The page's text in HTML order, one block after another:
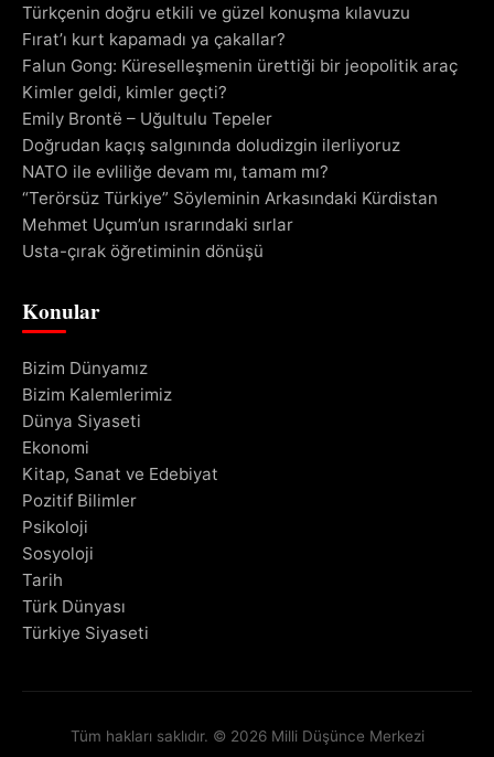
Türkçenin doğru etkili ve güzel konuşma kılavuzu
Fırat’ı kurt kapamadı ya çakallar?
Falun Gong: Küreselleşmenin ürettiği bir jeopolitik araç
Kimler geldi, kimler geçti?
Emily Brontë – Uğultulu Tepeler
Doğrudan kaçış salgınında doludizgin ilerliyoruz
NATO ile evliliğe devam mı, tamam mı?
“Terörsüz Türkiye” Söyleminin Arkasındaki Kürdistan
Mehmet Uçum’un ısrarındaki sırlar
Usta-çırak öğretiminin dönüşü
Konular
Bizim Dünyamız
Bizim Kalemlerimiz
Dünya Siyaseti
Ekonomi
Kitap, Sanat ve Edebiyat
Pozitif Bilimler
Psikoloji
Sosyoloji
Tarih
Türk Dünyası
Türkiye Siyaseti
Tüm hakları saklıdır. © 2026 Milli Düşünce Merkezi